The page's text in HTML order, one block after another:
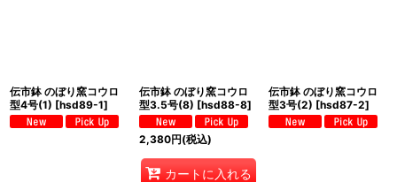
伝市鉢 のぼり窯コウロ
型4号(1) [hsd89-1]
伝市鉢 のぼり窯コウロ
型3.5号(8) [hsd88-8]
2,380円(税込)
カートに入れる
伝市鉢 のぼり窯コウロ
型3号(2) [hsd87-2]